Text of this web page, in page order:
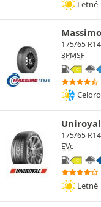
Letné
175/65
3PMSF
C
175/65
EVc
C
Letné